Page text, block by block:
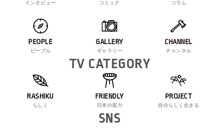
インタビュー コミック コラム
PEOPLE
ピープル
GALLERY
ギャラリー
CHANNEL
チャンネル
TV CATEGORY
RASHIKU
らしく
FRIENDLY
日本の底力
PROJECT
自分らしく生きる
SNS